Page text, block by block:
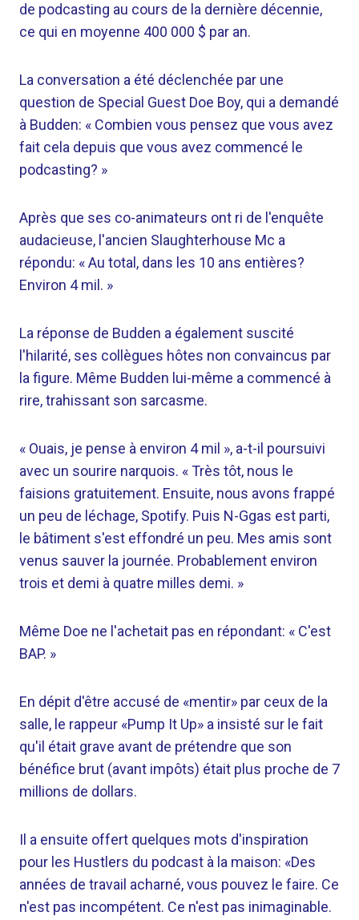
de podcasting au cours de la dernière décennie,
ce qui en moyenne 400 000 $ par an.
La conversation a été déclenchée par une
question de Special Guest Doe Boy, qui a demandé
à Budden: « Combien vous pensez que vous avez
fait cela depuis que vous avez commencé le
podcasting? »
Après que ses co-animateurs ont ri de l'enquête
audacieuse, l'ancien Slaughterhouse Mc a
répondu: « Au total, dans les 10 ans entières?
Environ 4 mil. »
La réponse de Budden a également suscité
l'hilarité, ses collègues hôtes non convaincus par
la figure. Même Budden lui-même a commencé à
rire, trahissant son sarcasme.
« Ouais, je pense à environ 4 mil », a-t-il poursuivi
avec un sourire narquois. « Très tôt, nous le
faisions gratuitement. Ensuite, nous avons frappé
un peu de léchage, Spotify. Puis N-Ggas est parti,
le bâtiment s'est effondré un peu. Mes amis sont
venus sauver la journée. Probablement environ
trois et demi à quatre milles demi. »
Même Doe ne l'achetait pas en répondant: « C'est
BAP. »
En dépit d'être accusé de «mentir» par ceux de la
salle, le rappeur «Pump It Up» a insisté sur le fait
qu'il était grave avant de prétendre que son
bénéfice brut (avant impôts) était plus proche de 7
millions de dollars.
Il a ensuite offert quelques mots d'inspiration
pour les Hustlers du podcast à la maison: «Des
années de travail acharné, vous pouvez le faire. Ce
n'est pas incompétent. Ce n'est pas inimaginable.